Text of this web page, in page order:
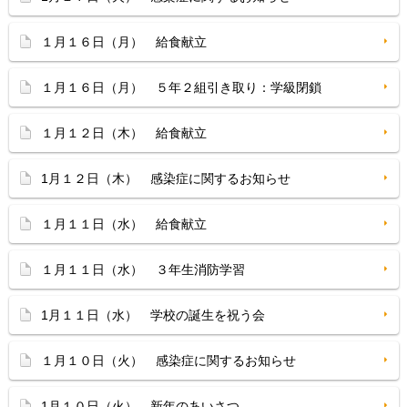
１月１６日（月） 給食献立
１月１６日（月） ５年２組引き取り：学級閉鎖
１月１２日（木） 給食献立
1月１２日（木） 感染症に関するお知らせ
１月１１日（水） 給食献立
１月１１日（水） ３年生消防学習
1月１１日（水） 学校の誕生を祝う会
１月１０日（火） 感染症に関するお知らせ